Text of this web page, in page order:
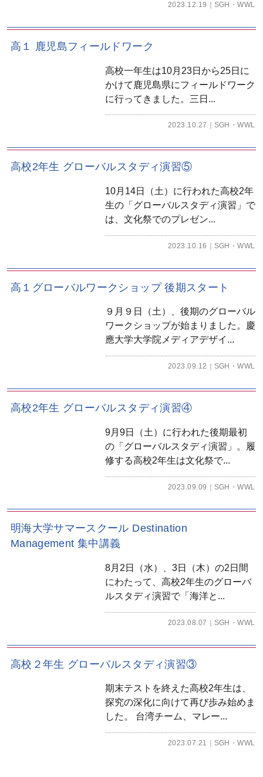
2023.12.19 SGH・WWL
高１ 鹿児島フィールドワーク
高校一年生は10月23日から25日に
かけて鹿児島県にフィールドワーク
に行ってきました。三日...
2023.10.27 SGH・WWL
高校2年生 グローバルスタディ演習⑤
10月14日（土）に行われた高校2年
生の「グローバルスタディ演習」で
は、文化祭でのプレゼン...
2023.10.16 SGH・WWL
高１グローバルワークショップ 後期スタート
９月９日（土）、後期のグローバル
ワークショップが始まりました。慶
應大学大学院メディアデザイ...
2023.09.12 SGH・WWL
高校2年生 グローバルスタディ演習④
9月9日（土）に行われた後期最初
の「グローバルスタディ演習」。履
修する高校2年生は文化祭で...
2023.09.09 SGH・WWL
明海大学サマースクール Destination
Management 集中講義
8月2日（水）、3日（木）の2日間
にわたって、高校2年生のグローバ
ルスタディ演習で「海洋と...
2023.08.07 SGH・WWL
高校２年生 グローバルスタディ演習③
期末テストを終えた高校2年生は、
探究の深化に向けて再び歩み始めま
した。 台湾チーム、マレー...
2023.07.21 SGH・WWL